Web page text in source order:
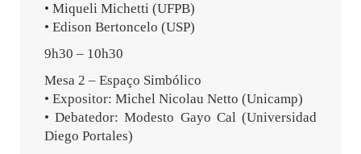
• Miqueli Michetti (UFPB)
• Edison Bertoncelo (USP)
9h30 – 10h30
Mesa 2 – Espaço Simbólico
• Expositor: Michel Nicolau Netto (Unicamp)
• Debatedor: Modesto Gayo Cal (Universidad
Diego Portales)